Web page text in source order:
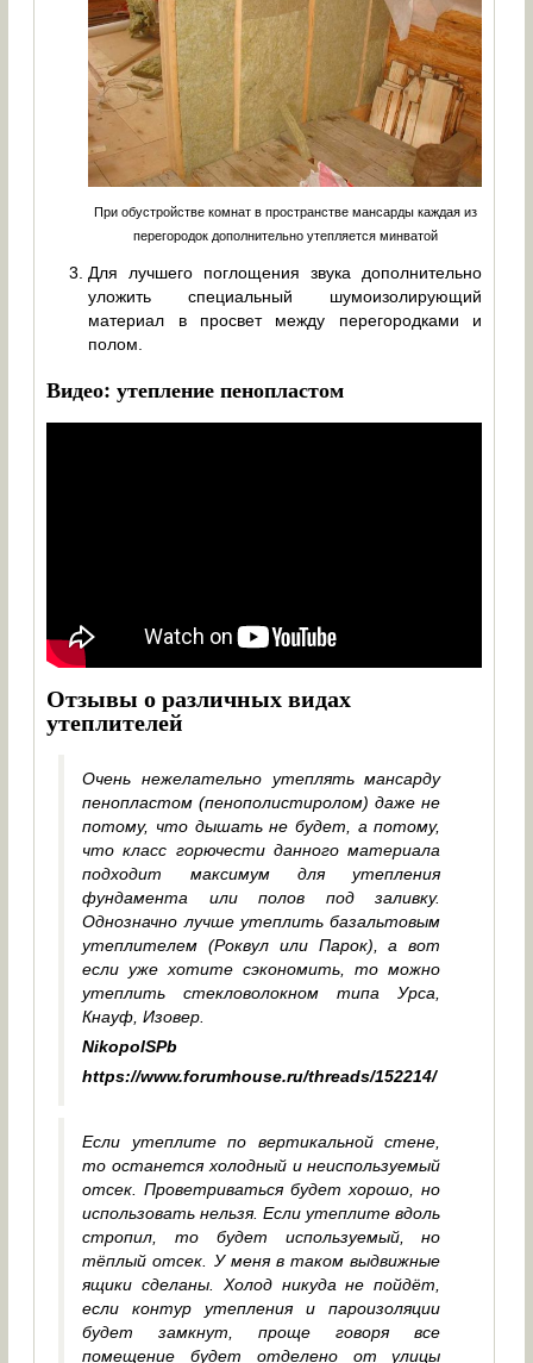
При обустройстве комнат в пространстве мансарды каждая из
перегородок дополнительно утепляется минватой
Для лучшего поглощения звука дополнительно
уложить специальный шумоизолирующий
материал в просвет между перегородками и
полом.
Видео: утепление пенопластом
Отзывы о различных видах
утеплителей
Очень нежелательно утеплять мансарду
пенопластом (пенополистиролом) даже не
потому, что дышать не будет, а потому,
что класс горючести данного материала
подходит максимум для утепления
фундамента или полов под заливку.
Однозначно лучше утеплить базальтовым
утеплителем (Роквул или Парок), а вот
если уже хотите сэкономить, то можно
утеплить стекловолокном типа Урса,
Кнауф, Изовер.
NikopolSPb
https://www.forumhouse.ru/threads/152214/
Если утеплите по вертикальной стене,
то останется холодный и неиспользуемый
отсек. Проветриваться будет хорошо, но
использовать нельзя. Если утеплите вдоль
стропил, то будет используемый, но
тёплый отсек. У меня в таком выдвижные
ящики сделаны. Холод никуда не пойдёт,
если контур утепления и пароизоляции
будет замкнут, проще говоря все
помещение будет отделено от улицы